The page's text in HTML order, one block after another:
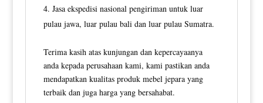
Jasa ekspedisi nasional pengiriman untuk luar
pulau jawa, luar pulau bali dan luar pulau Sumatra.
Terima kasih atas kunjungan dan kepercayaanya
anda kepada perusahaan kami, kami pastikan anda
mendapatkan kualitas produk mebel jepara yang
terbaik dan juga harga yang bersahabat.